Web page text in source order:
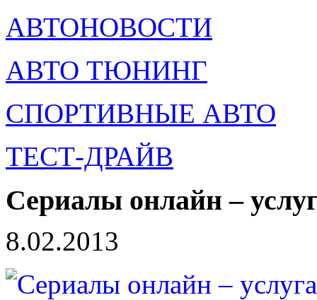
АВТОНОВОСТИ
АВТО ТЮНИНГ
СПОРТИВНЫЕ АВТО
ТЕСТ-ДРАЙВ
Сериалы онлайн –
8.02.2013